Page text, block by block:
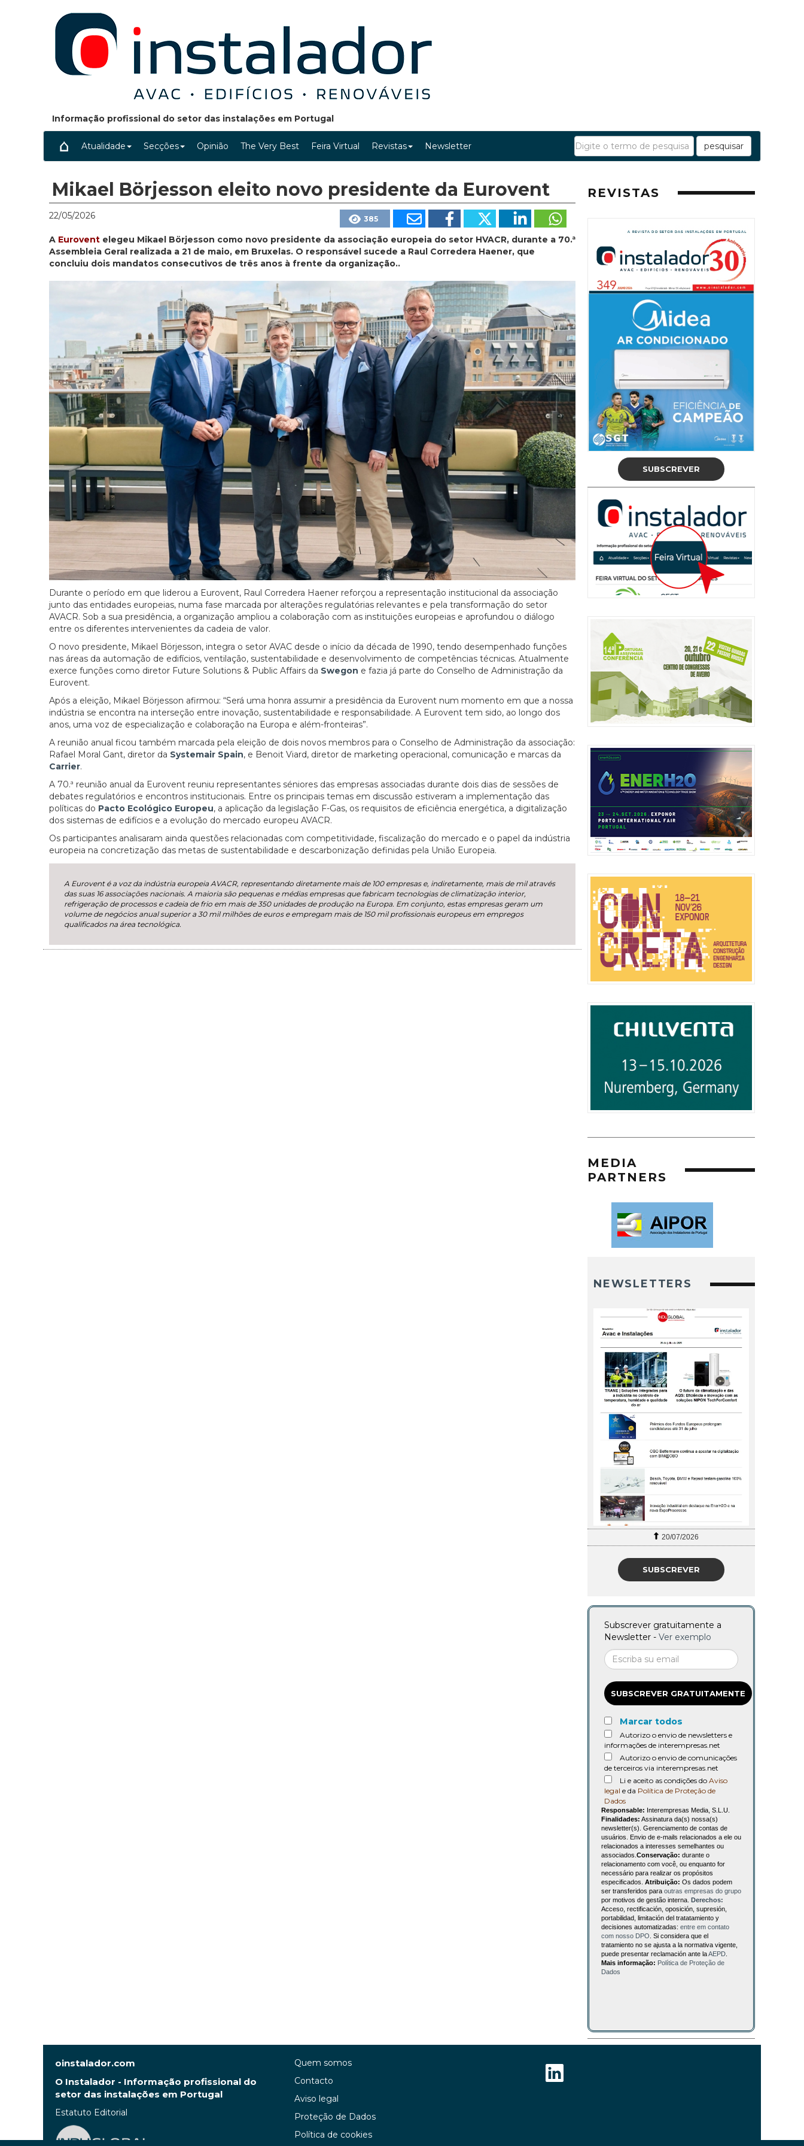
Informação profissional do setor das instalações em Portugal
Atualidade Secções Opinião The Very Best Feira Virtual Revistas Newsletter pesquisar
Mikael Börjesson eleito novo presidente da Eurovent
22/05/2026 385
A Eurovent elegeu Mikael Börjesson como novo presidente da associação europeia do setor HVACR, durante a 70.ª
Assembleia Geral realizada a 21 de maio, em Bruxelas. O responsável sucede a Raul Corredera Haener, que
concluiu dois mandatos consecutivos de três anos à frente da organização..
Durante o período em que liderou a Eurovent, Raul Corredera Haener reforçou a representação institucional da associação
junto das entidades europeias, numa fase marcada por alterações regulatórias relevantes e pela transformação do setor
AVACR. Sob a sua presidência, a organização ampliou a colaboração com as instituições europeias e aprofundou o diálogo
entre os diferentes intervenientes da cadeia de valor.
O novo presidente, Mikael Börjesson, integra o setor AVAC desde o início da década de 1990, tendo desempenhado funções
nas áreas da automação de edifícios, ventilação, sustentabilidade e desenvolvimento de competências técnicas. Atualmente
exerce funções como diretor Future Solutions & Public Affairs da Swegon e fazia já parte do Conselho de Administração da
Eurovent.
Após a eleição, Mikael Börjesson afirmou: “Será uma honra assumir a presidência da Eurovent num momento em que a nossa
indústria se encontra na interseção entre inovação, sustentabilidade e responsabilidade. A Eurovent tem sido, ao longo dos
anos, uma voz de especialização e colaboração na Europa e além-fronteiras”.
A reunião anual ficou também marcada pela eleição de dois novos membros para o Conselho de Administração da associação:
Rafael Moral Gant, diretor da Systemair Spain, e Benoit Viard, diretor de marketing operacional, comunicação e marcas da
Carrier.
A 70.ª reunião anual da Eurovent reuniu representantes séniores das empresas associadas durante dois dias de sessões de
debates regulatórios e encontros institucionais. Entre os principais temas em discussão estiveram a implementação das
políticas do Pacto Ecológico Europeu, a aplicação da legislação F-Gas, os requisitos de eficiência energética, a digitalização
dos sistemas de edifícios e a evolução do mercado europeu AVACR.
Os participantes analisaram ainda questões relacionadas com competitividade, fiscalização do mercado e o papel da indústria
europeia na concretização das metas de sustentabilidade e descarbonização definidas pela União Europeia.
A Eurovent é a voz da indústria europeia AVACR, representando diretamente mais de 100 empresas e, indiretamente, mais de mil através
das suas 16 associações nacionais. A maioria são pequenas e médias empresas que fabricam tecnologias de climatização interior,
refrigeração de processos e cadeia de frio em mais de 350 unidades de produção na Europa. Em conjunto, estas empresas geram um
volume de negócios anual superior a 30 mil milhões de euros e empregam mais de 150 mil profissionais europeus em empregos
qualificados na área tecnológica.
REVISTAS
SUBSCREVER
MEDIA
PARTNERS
NEWSLETTERS
20/07/2026
SUBSCREVER
Subscrever gratuitamente a
Newsletter - Ver exemplo
SUBSCREVER GRATUITAMENTE
Marcar todos
Autorizo o envio de newsletters e
informações de interempresas.net
Autorizo o envio de comunicações
de terceiros via interempresas.net
Li e aceito as condições do Aviso
legal e da Política de Proteção de
Dados
Responsable: Interempresas Media, S.L.U.
Finalidades: Assinatura da(s) nossa(s)
newsletter(s). Gerenciamento de contas de
usuários. Envio de e-mails relacionados a ele ou
relacionados a interesses semelhantes ou
associados. Conservação: durante o
relacionamento com você, ou enquanto for
necessário para realizar os propósitos
especificados. Atribuição: Os dados podem
ser transferidos para outras empresas do grupo
por motivos de gestão interna. Derechos:
Acceso, rectificación, oposición, supresión,
portabilidad, limitación del tratatamiento y
decisiones automatizadas: entre em contato
com nosso DPO . Si considera que el
tratamiento no se ajusta a la normativa vigente,
puede presentar reclamación ante laAEPD
Mais informação: Política de Proteção de
Dados
oinstalador.com
O Instalador - Informação profissional do
setor das instalações em Portugal
Estatuto Editorial
Quem somos
Contacto
Aviso legal
Proteção de Dados
Política de cookies